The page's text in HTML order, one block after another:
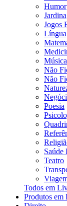
Humor
Jogos
Música
Não
Não
Poesia
Saúde
Teatro
Todos em
Produtos em